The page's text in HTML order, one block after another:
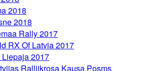
2018
2018
Rally 2017
RX Of Latvia 2017
2017
Rallijkrosa Kausa Posms